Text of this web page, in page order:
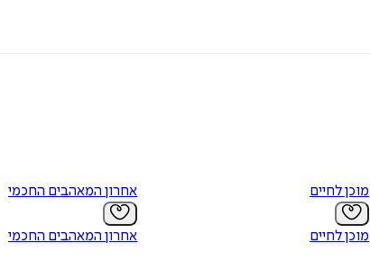
מוכן לחיים
מוכן לחיים
אחרון המאהבים החכמים
אחרון המאהבים החכמים